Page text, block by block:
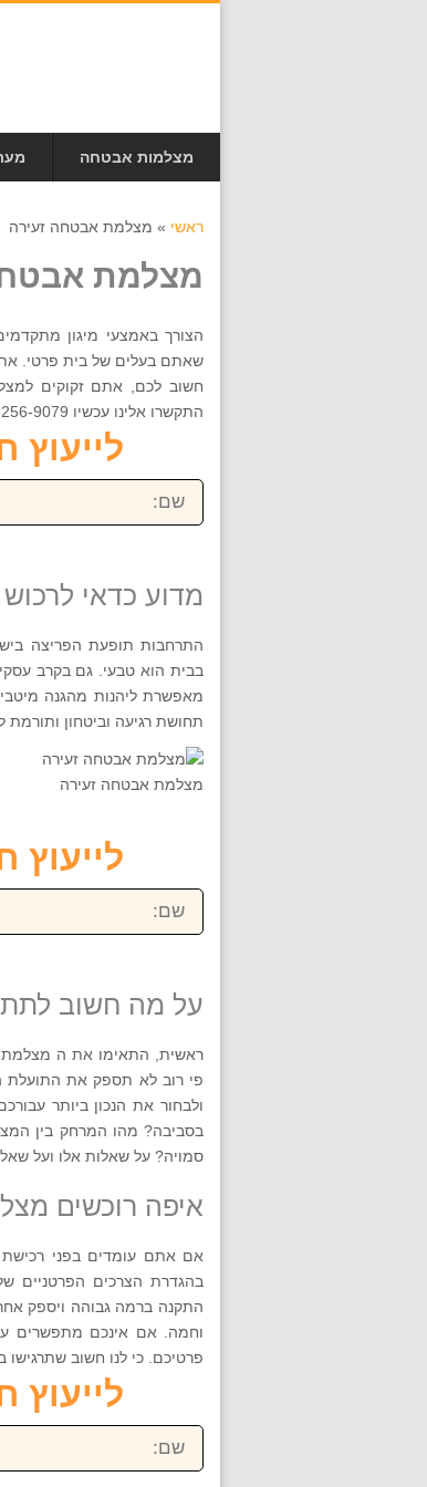
מצלמות אבטחה
ראשי » מצלמת אבטחה זעירה
מצלמת
הצורך באמצעי מיגון
שאתם בעלים של בית פרטי.
חשוב לכם, אתם זקוקים
התקשרו אלינו עכשיו 072-256-9079 או השאירו פרטים
לייעוץ
שם:
מדוע כדאי
התרחבות תופעת הפריצה
בבית הוא טבעי. גם בקרב
מאפשרת ליהנות מהגנה
תחושת רגיעה וביטחון
מצלמת אבטחה זעירה
לייעוץ
שם:
על מה חשוב
ראשית, התאימו את ה מצלמת
פי רוב לא תספק את התועלת
ולבחור את הנכון ביותר
בסביבה? מהו המרחק בין
סמויה? על שאלות אלו ועל
איפה רוכשים
אם אתם עומדים בפני
בהגדרת הצרכים הפרטניים
התקנה ברמה גבוהה ויספק
פרטיכם. כי לנו חשוב שתרגישו
לייעוץ
שם: